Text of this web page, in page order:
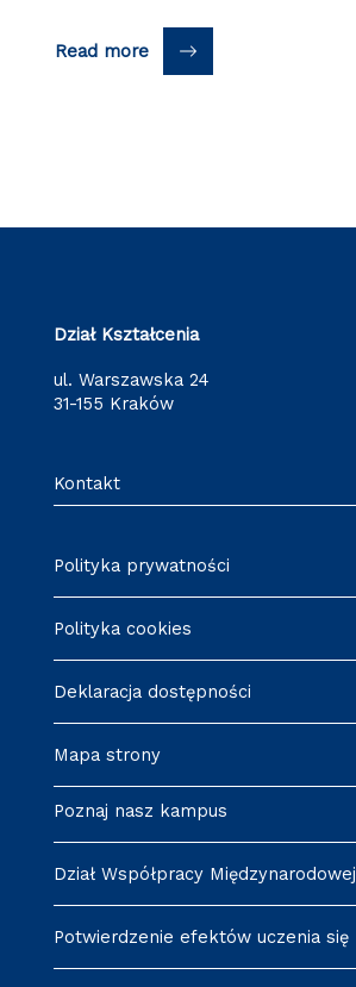
Read more
Dział Kształcenia
ul. Warszawska 24
31-155 Kraków
Kontakt
Polityka prywatności
Polityka cookies
Deklaracja dostępności
Mapa strony
Poznaj nasz kampus
Dział Współpracy Międzynarodowej
Potwierdzenie efektów uczenia się